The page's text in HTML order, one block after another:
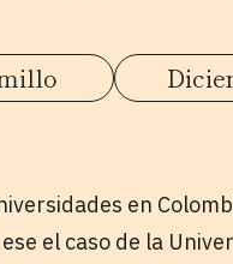
en
el caso de la